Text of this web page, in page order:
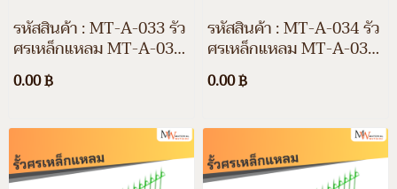
รหัสสินค้า : MT-A-033 รั้ว
ศรเหล็กแหลม MT-A-033
ความยาว 200 ซม. ความสูง
70 ซม. สีขาว สีดำ สีอื่นๆ
0.00 ฿
รหัสสินค้า : MT-A-034 รั้ว
ศรเหล็กแหลม MT-A-034
ความยาว 200 ซม. ความสูง
80 ซม. สีขาว สีดำ สีอื่นๆ
0.00 ฿